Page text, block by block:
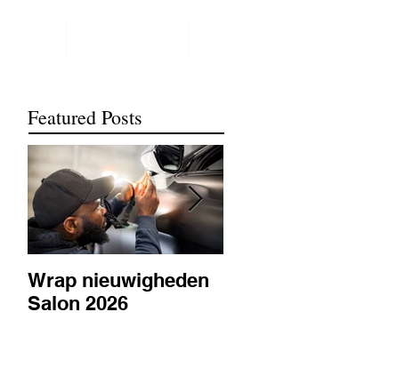
Featured Posts
Wrap nieuwigheden
Salon 2026